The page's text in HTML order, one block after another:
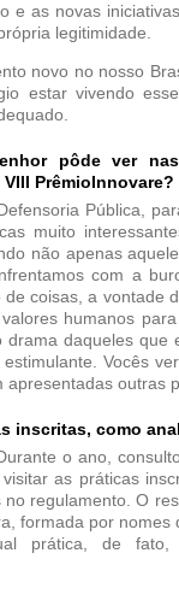
e as novas
legitimidade.
novo no nosso
estar vivendo
pôde ver
Pública,
muito
não apenas
com a
de coisas, a vontade
humanos
drama daqueles
Vocês
apresentadas outras
inscritas, como
o ano,
as práticas
no regulamento. O
formada por
prática, de fato,